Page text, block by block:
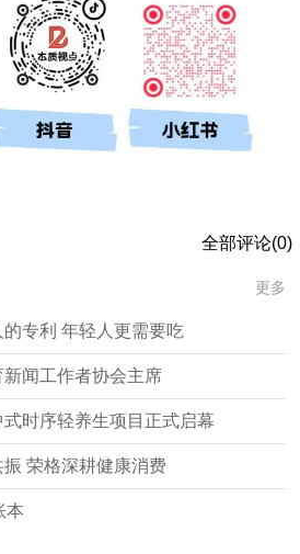
全部评论(0)
更多
的专利 年轻人更需要吃
新闻工作者协会主席
式时序轻养生项目正式启幕
振 荣格深耕健康消费
本